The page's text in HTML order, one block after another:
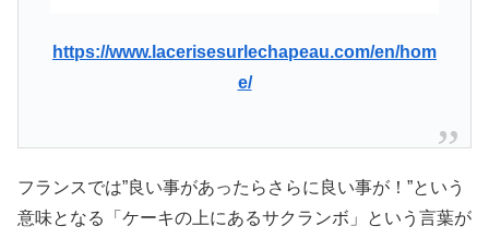
https://www.lacerisesurlechapeau.com/en/hom
e/
フランスでは”良い事があったらさらに良い事が！”という
意味となる「ケーキの上にあるサクランボ」という言葉が